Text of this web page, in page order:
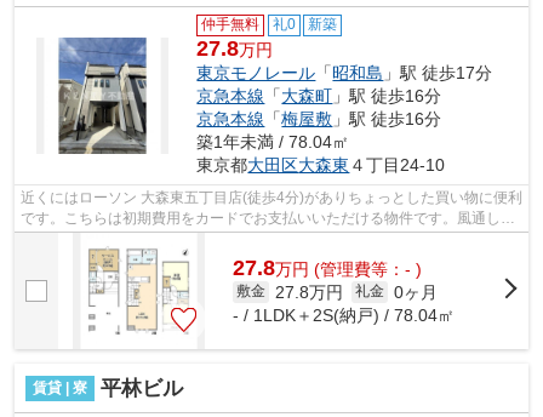
仲手無料 礼0 新築
27.8万円
東京モノレール 「昭和島 」駅 徒歩17分
京急本線 「大森町 」駅 徒歩16分
京急本線 「梅屋敷 」駅 徒歩16分
築1年未満 / 78.04㎡
東京都大田区大森東 ４丁目24-10
近くにはローソン 大森東五丁目店(徒歩4分)がありちょっとした買い物に便利
です。こちらは初期費用をカードでお支払いいただける物件です。風通しが
27.8万円 (管理費等：- )
敷金 27.8万円 礼金 0ヶ月
- / 1LDK＋2S(納戸) / 78.04㎡
賃貸 | 寮 平林ビル